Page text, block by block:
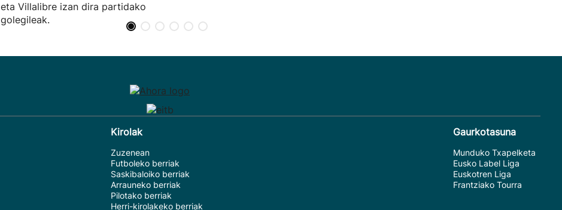
eta Villalibre izan dira partidako
golegileak.
Kirolak
Zuzenean
Futboleko berriak
Saskibaloiko berriak
Arrauneko berriak
Pilotako berriak
Herri-kirolakeko berriak
Gaurkotasuna
Munduko Txapelketa
Eusko Label Liga
Euskotren Liga
Frantziako Tourra